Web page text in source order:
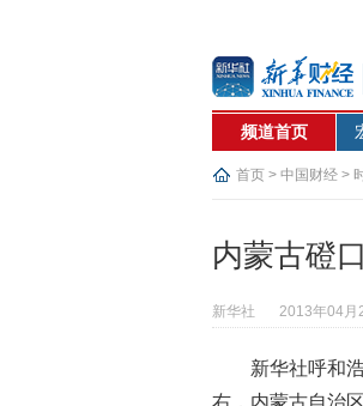
频道首页
首页 > 中国财经 >
内蒙古磴
新华社 2013年04月
新华社呼和
右，内蒙古自治